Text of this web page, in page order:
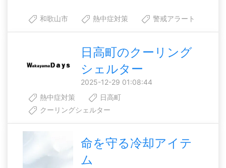
和歌山市 熱中症対策 警戒アラート
日高町のクーリング
シェルター
2025-12-29 01:08:44
熱中症対策
日高町
クーリングシェルター
命を守る冷却アイテ
ム